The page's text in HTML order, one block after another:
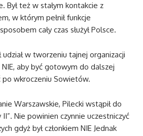
Był też w stałym kontakcie z
w którym pełnił funkcje
cały czas służył Polsce.
udział w tworzeniu tajnej organizacji
aby być gotowym do dalszej
po wkroczeniu Sowietów.
Warszawskie, Pilecki wstąpił do
Nie powinien czynnie uczestniczyć
gdyż był członkiem NIE Jednak